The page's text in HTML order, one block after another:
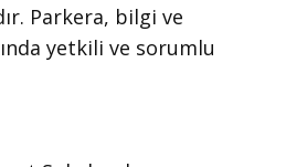
Parkera, bilgi ve
yetkili ve sorumlu